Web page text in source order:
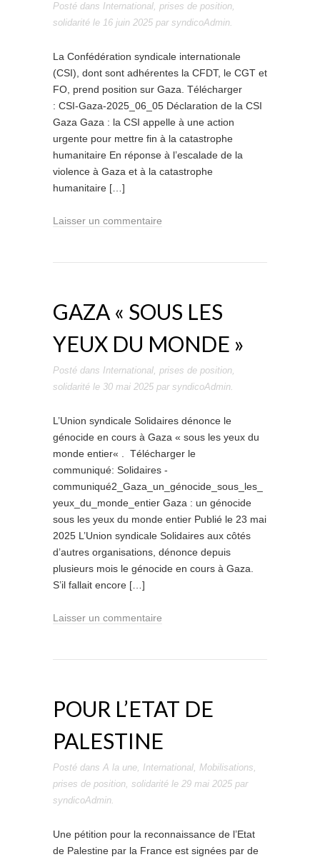
Posté dans International, prises de position,
solidarité le 16 juin 2025 par syndicoAdmin.
La Confédération syndicale internationale
(CSI), dont sont adhérentes la CFDT, le CGT et
FO, prend position sur Gaza. Télécharger
: CSI-Gaza-2025_06_05 Déclaration de la CSI
Gaza Gaza : la CSI appelle à une action
urgente pour mettre fin à la catastrophe
humanitaire En réponse à l’escalade de la
violence à Gaza et à la catastrophe
humanitaire […]
Laisser un commentaire
GAZA « SOUS LES
YEUX DU MONDE »
Posté dans International, prises de position,
solidarité le 30 mai 2025 par syndicoAdmin.
L’Union syndicale Solidaires dénonce le
génocide en cours à Gaza « sous les yeux du
monde entier« . Télécharger le
communiqué: Solidaires -
communiqué2_Gaza_un_génocide_sous_les_
yeux_du_monde_entier Gaza : un génocide
sous les yeux du monde entier Publié le 23 mai
2025 L’Union syndicale Solidaires aux côtés
d’autres organisations, dénonce depuis
plusieurs mois le génocide en cours à Gaza.
S’il fallait encore […]
Laisser un commentaire
POUR L’ETAT DE
PALESTINE
Posté dans A la une, International, Mobilisations,
prises de position, solidarité le 29 mai 2025 par
syndicoAdmin.
Une pétition pour la reconnaissance de l’Etat
de Palestine par la France est signées par de